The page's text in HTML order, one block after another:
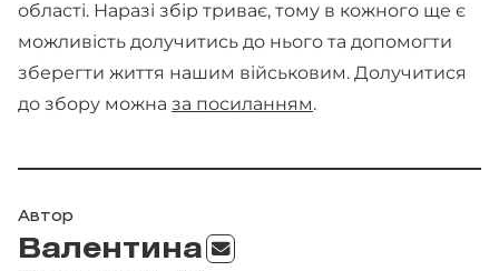
області. Наразі збір триває, тому в кожного ще є
можливість долучитись до нього та допомогти
зберегти життя нашим військовим. Долучитися
до збору можна за посиланням.
Автор
Валентина